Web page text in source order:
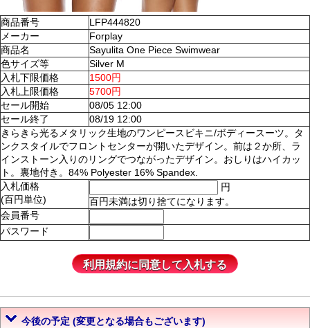
商品番号
LFP444820
メーカー
Forplay
商品名
Sayulita One Piece Swimwear
色サイズ等
Silver M
入札下限価格
1500円
入札上限価格
5700円
セール開始
08/05 12:00
セール終了
08/19 12:00
きらきら光るメタリック生地のワンピースビキニ/ボディースーツ。タ
ンクスタイルでフロントセンターが開いたデザイン。前は２か所、ラ
インストーン入りのリングでつながったデザイン。おしりはハイカッ
ト。裏地付き。84% Polyester 16% Spandex.
入札価格
(百円単位)
円
百円未満は切り捨てになります。
会員番号
パスワード
今後の予定 (変更となる場合もございます)